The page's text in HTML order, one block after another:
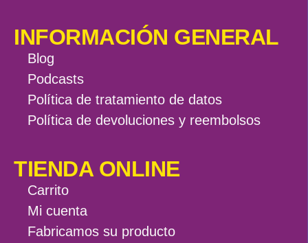
INFORMACIÓN GENERAL
Blog
Podcasts
Política de tratamiento de datos
Política de devoluciones y reembolsos
TIENDA ONLINE
Carrito
Mi cuenta
Fabricamos su producto